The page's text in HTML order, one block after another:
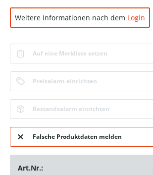
Weitere Informationen nach dem Login
Auf eine Merkliste setzen
Preisalarm einrichten
Bestandsalarm einrichten
Falsche Produktdaten melden
Art.Nr.: